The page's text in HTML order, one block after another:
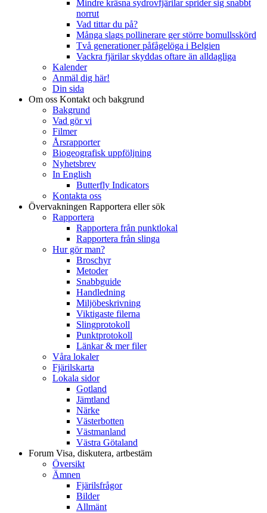
Mindre kräsna sydrovfjärilar sprider sig snabbt
norrut
Vad tittar du på?
Många slags pollinerare ger större bomullsskörd
Två generationer påfågelöga i Belgien
Vackra fjärilar skyddas oftare än alldagliga
Kalender
Anmäl dig här!
Din sida
Om oss Kontakt och bakgrund
Bakgrund
Vad gör vi
Filmer
Årsrapporter
Biogeografisk uppföljning
Nyhetsbrev
In English
Butterfly Indicators
Kontakta oss
Övervakningen Rapportera eller sök
Rapportera
Rapportera från punktlokal
Rapportera från slinga
Hur gör man?
Broschyr
Metoder
Snabbguide
Handledning
Miljöbeskrivning
Viktigaste filerna
Slingprotokoll
Punktprotokoll
Länkar & mer filer
Våra lokaler
Fjärilskarta
Lokala sidor
Gotland
Jämtland
Närke
Västerbotten
Västmanland
Västra Götaland
Forum Visa, diskutera, artbestäm
Översikt
Ämnen
Fjärilsfrågor
Bilder
Allmänt